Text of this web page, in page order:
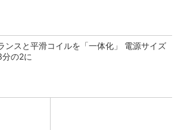
ンスと平滑コイルを「一体化」 電源サイズ
分の2に